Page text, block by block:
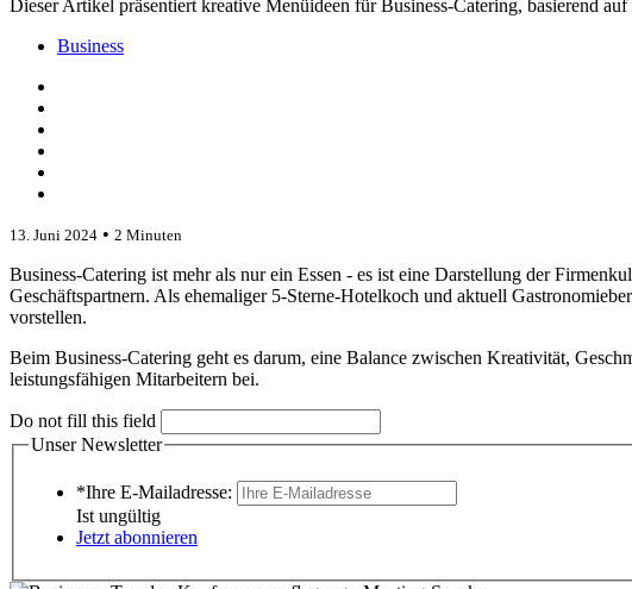
Dieser Artikel präsentiert kreative Menüideen für Business-Catering, basierend
Business
13. Juni 2024 • 2 Minuten
Business-Catering ist mehr als nur ein Essen - es ist eine Darstellung der
Geschäftspartnern. Als ehemaliger 5-Sterne-Hotelkoch und aktuell
vorstellen.
Beim Business-Catering geht es darum, eine Balance zwischen Kreativität,
leistungsfähigen Mitarbeitern bei.
Do not fill this field
Unser Newsletter
*Ihre E-Mailadresse:
Ist ungültig
Jetzt abonnieren